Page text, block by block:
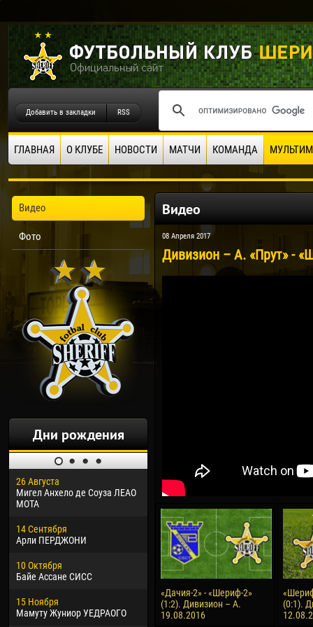
Добавить в закладки RSS
ГЛАВНАЯ О КЛУБЕ НОВОСТИ МАТЧИ КОМАНДА
Видео
Фото
Дни рождения
26 Августа
Мигел Анхело де Соуза ЛЕАО
МОТА
14 Сентября
Арли ПЕРДЖОНИ
10 Октября
Байе Ассане СИСС
15 Ноября
Мамуту Жуниор УЕДРАОГО
30 Января
Дорасо Морео КЛАС
24 Февраля
Владислав КОСТИН
02 Марта
Вячеслав КОЗМА
09 Марта
Эммануэль АФЕТСЕ
04
13
24
15
Видео
08 Апреля 2017
Дивизион – А. «Прут» -
«Дачия-2» - «Шериф-2»
(1:2). Дивизион – А.
19.08.2016
(0:1).